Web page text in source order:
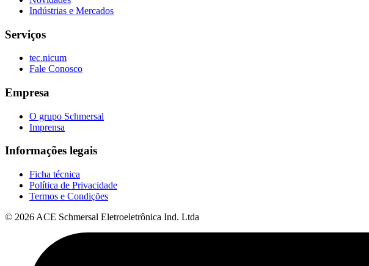
Indústrias e Mercados
Serviços
tec.nicum
Fale Conosco
Empresa
O grupo Schmersal
Imprensa
Informações legais
Ficha técnica
Política de Privacidade
Termos e Condições
© 2026 ACE Schmersal Eletroeletrônica Ind. Ltda